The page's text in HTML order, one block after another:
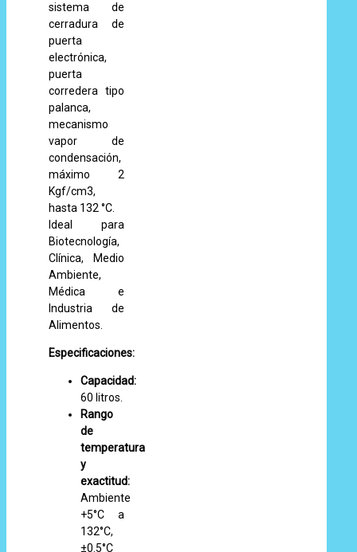
sistema de
cerradura de
puerta
electrónica,
puerta
corredera tipo
palanca,
mecanismo
vapor de
condensación,
máximo 2
Kgf/cm3,
hasta 132 °C.
Ideal para
Biotecnología,
Clínica, Medio
Ambiente,
Médica e
Industria de
Alimentos.
Especificaciones:
Capacidad:
60 litros.
Rango
de
temperatura
y
exactitud:
Ambiente
+5°C a
132°C,
±0.5°C